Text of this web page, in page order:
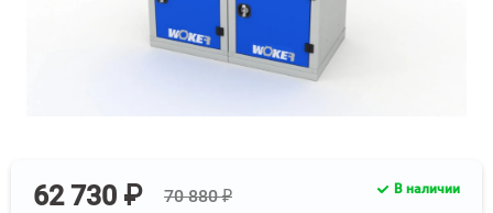
62 730 ₽ 70 880 ₽ В наличии